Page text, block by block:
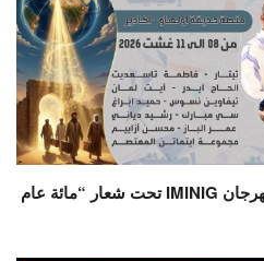
أكادير تجمع مغاربة العالم في مهرجان IMINIG تحت شعار “مائة عام